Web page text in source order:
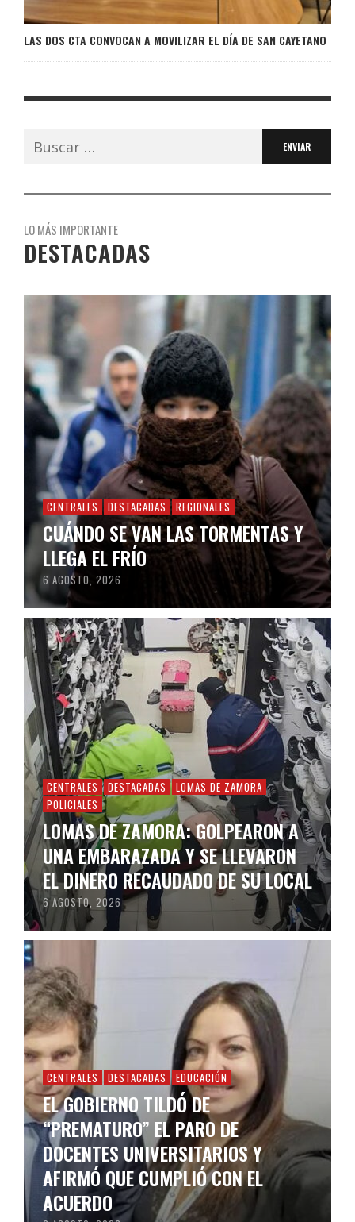
LAS DOS CTA CONVOCAN A MOVILIZAR EL DÍA DE SAN CAYETANO
Buscar:
LO MÁS IMPORTANTE
DESTACADAS
CENTRALES DESTACADAS REGIONALES
CUÁNDO SE VAN LAS TORMENTAS Y
LLEGA EL FRÍO
6 AGOSTO, 2026
CENTRALES DESTACADAS
LOMAS DE ZAMORA
POLICIALES
LOMAS DE ZAMORA: GOLPEARON A
UNA EMBARAZADA Y SE LLEVARON
EL DINERO RECAUDADO DE SU LOCAL
6 AGOSTO, 2026
CENTRALES DESTACADAS EDUCACIÓN
EL GOBIERNO TILDÓ DE
“PREMATURO” EL PARO DE
DOCENTES UNIVERSITARIOS Y
AFIRMÓ QUE CUMPLIÓ CON EL
ACUERDO